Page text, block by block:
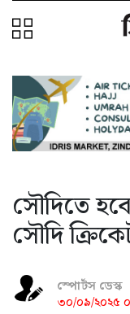
সৌদিতে
সৌদি
স্পোর্টস ডেস্ক
৩০/০৯/২০২৫